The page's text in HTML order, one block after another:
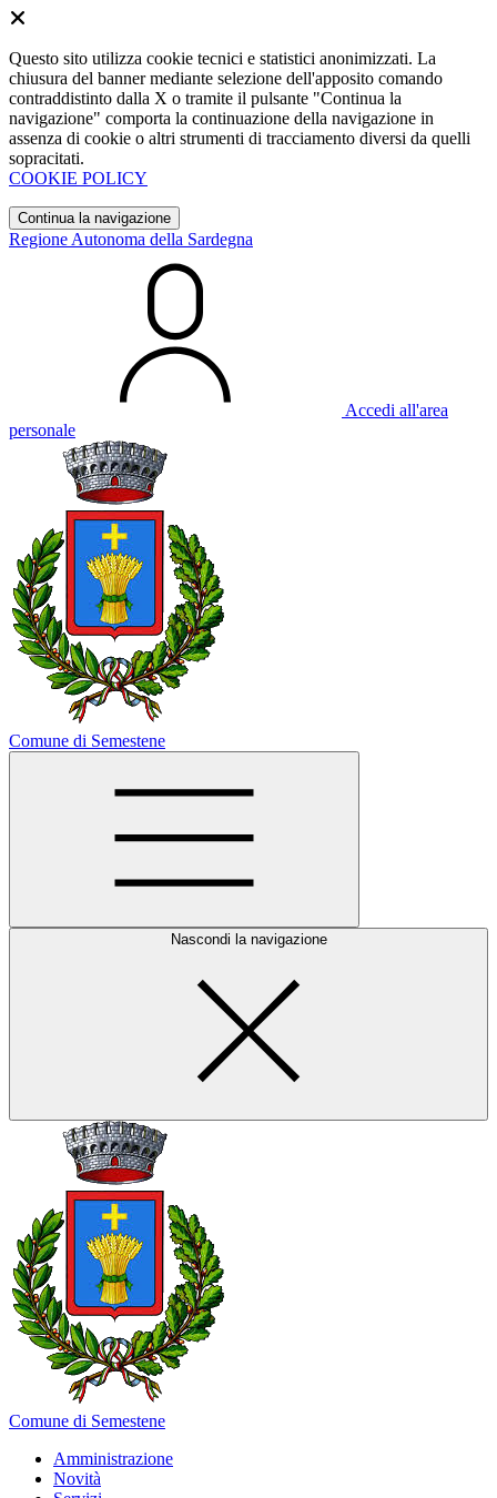
Questo sito utilizza cookie tecnici e statistici anonimizzati. La
chiusura del banner mediante selezione dell'apposito comando
contraddistinto dalla X o tramite il pulsante "Continua la
navigazione" comporta la continuazione della navigazione in
assenza di cookie o altri strumenti di tracciamento diversi da quelli
sopracitati.
COOKIE POLICY
Continua la navigazione
Regione Autonoma della Sardegna
Accedi all'area
personale
Comune di Semestene
Nascondi la navigazione
Comune di Semestene
Amministrazione
Novità